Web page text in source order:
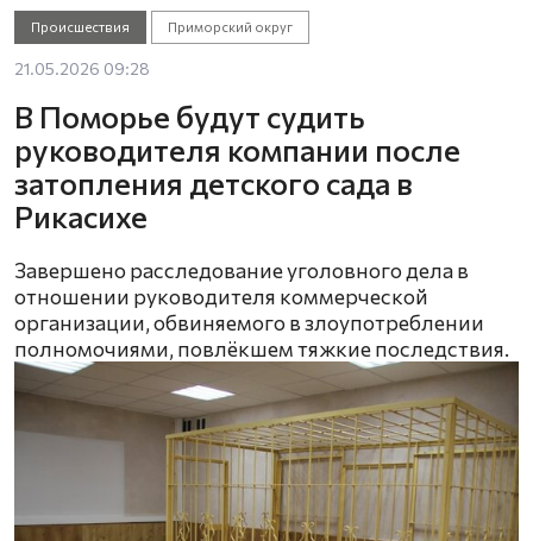
Происшествия Приморский округ
21.05.2026 09:28
В Поморье будут судить
руководителя компании после
затопления детского сада в
Рикасихе
Завершено расследование уголовного дела в
отношении руководителя коммерческой
организации, обвиняемого в злоупотреблении
полномочиями, повлёкшем тяжкие последствия.